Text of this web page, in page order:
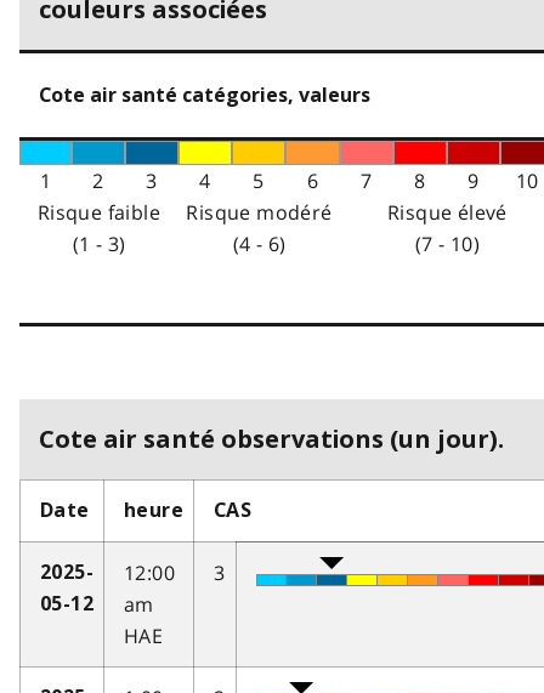
couleurs associées
Cote air santé catégories, valeurs
1 2 3 4 5 6 7 8 9
10
Risque faible
(1 - 3)
Risque modéré
(4 - 6)
Risque élevé
(7 - 10)
Cote air santé observations (un jour).
Date heure CAS
2025-
05-12
12:00
am
HAE
3